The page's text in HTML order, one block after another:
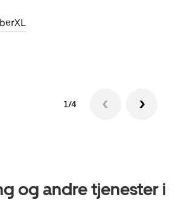
1/4
og andre tjenester i